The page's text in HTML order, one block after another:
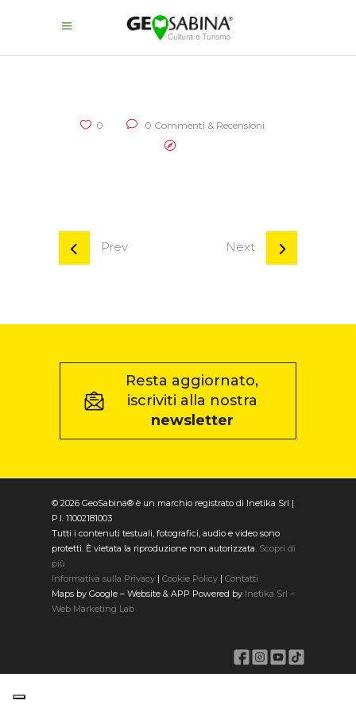
0 0 Commenti & Recensioni
Prev Next
Resta aggiornato,
iscriviti alla nostra
newsletter
© 2026 GeoSabina® è un marchio registrato di Inetika Srl |
P.I. 11002181003
Tutti i contenuti testuali, fotografici, audio e video sono
protetti. È vietata la riproduzione non autorizzata. Scopri di
più
Informativa sulla Privacy | Cookie Policy | Contatti
Maps by Google – Website & APP Powered by Inetika Srl –
Web Marketing Lab